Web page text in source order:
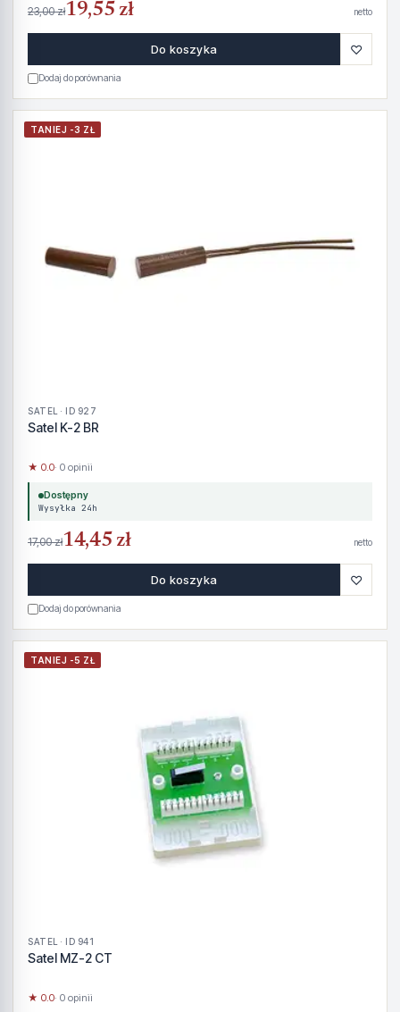
23,00 zł19,55 zł netto
Do koszyka ♡
Dodaj do porównania
TANIEJ -3 ZŁ
SATEL · ID 927
Satel K-2 BR
★ 0.0· 0 opinii
Dostępny
Wysyłka 24h
17,00 zł14,45 zł netto
Do koszyka ♡
Dodaj do porównania
TANIEJ -5 ZŁ
SATEL · ID 941
Satel MZ-2 CT
★ 0.0· 0 opinii